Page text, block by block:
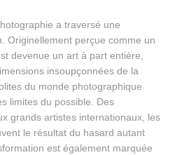
a traversé une
Originellement perçue comme un
devenue un art à part entière,
insoupçonnées de la
du monde photographique
limites du possible. Des
grands artistes internationaux, les
le résultat du hasard autant
est également marquée